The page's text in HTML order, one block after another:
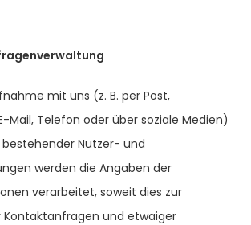
mit uns (z. B. per Post,
Mail, Telefon oder über soziale Medien)
Nutzer- und
werden die Angaben der
verarbeitet, soweit dies zur
und etwaiger